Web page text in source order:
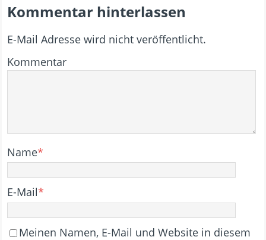
Kommentar hinterlassen
E-Mail Adresse wird nicht veröffentlicht.
Kommentar
Name*
E-Mail*
Meinen Namen, E-Mail und Website in diesem